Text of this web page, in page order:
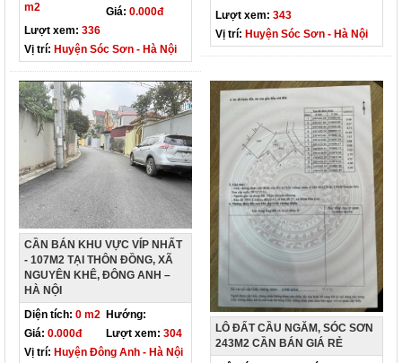
m2 Giá: 0.000đ
Lượt xem: 336
Vị trí: Huyện Sóc Sơn - Hà Nội
Lượt xem: 343
Vị trí: Huyện Sóc Sơn - Hà Nội
CẦN BÁN KHU VỰC VÍP NHẤT
- 107M2 TẠI THÔN ĐỒNG, XÃ
NGUYÊN KHÊ, ĐÔNG ANH –
HÀ NỘI
Diện tích: 0 m2 Hướng:
Giá: 0.000đ Lượt xem: 304
Vị trí: Huyện Đông Anh - Hà Nội
LÔ ĐẤT CẦU NGĂM, SÓC SƠN
243M2 CẦN BÁN GIÁ RẺ